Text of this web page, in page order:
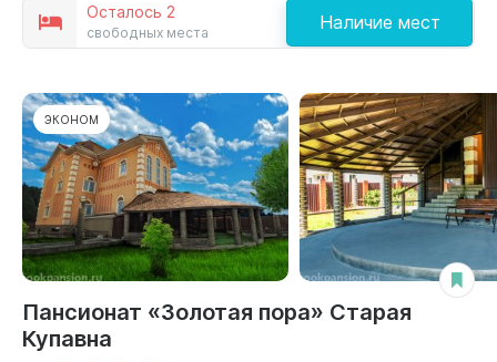
Осталось 2
свободных места Наличие мест
ЭКОНОМ
Пансионат «Золотая пора» Старая
Купавна